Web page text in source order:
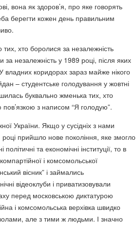
вона як здоров’я, про яке говорять
берегти кожен день правильним
хто боролися за незалежність
незалежність у 1989 році, після яких
владних коридорах зараз майже нікого
– студентське голодування у жовтні
буквально жменька тих, хто
пов’язкою з написом “Я голодую”.
України. Якщо у сусідніх з нами
прийшло нове покоління, яке змогло
та економічні інституції, то в
і комсомольської
вісник” і займались
відеоклуби і приватизовували
перед московською диктатурою
і комсомольська верхівка швидко
але з тими ж людьми. І значно